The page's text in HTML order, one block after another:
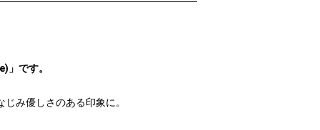
」です。
み優しさのある印象に。